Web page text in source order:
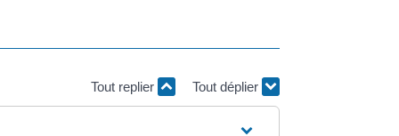
Tout replier Tout déplier